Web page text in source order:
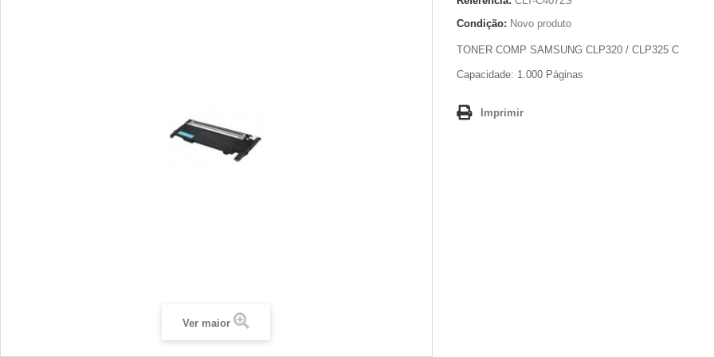
Ver maior
Condição: Novo produto
TONER COMP SAMSUNG CLP320 / CLP325 C
Capacidade: 1.000 Páginas
Imprimir